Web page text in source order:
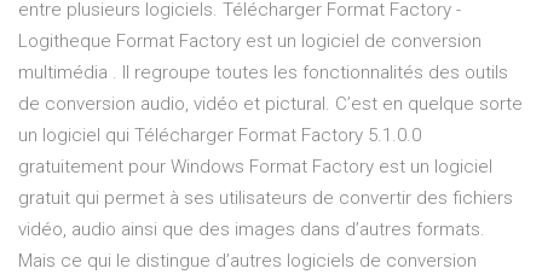
entre plusieurs logiciels. Télécharger Format Factory -
Logitheque Format Factory est un logiciel de conversion
multimédia . Il regroupe toutes les fonctionnalités des outils
de conversion audio, vidéo et pictural. C’est en quelque sorte
un logiciel qui Télécharger Format Factory 5.1.0.0
gratuitement pour Windows Format Factory est un logiciel
gratuit qui permet à ses utilisateurs de convertir des fichiers
vidéo, audio ainsi que des images dans d’autres formats.
Mais ce qui le distingue d’autres logiciels de conversion